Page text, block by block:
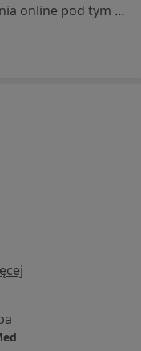
Specjalista nie oferuje umawiania online pod tym adresem.